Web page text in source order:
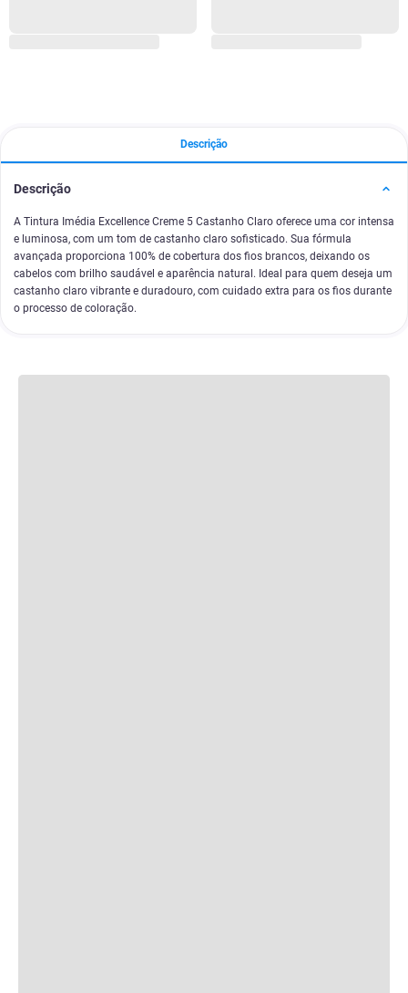
Descrição
Descrição
A Tintura Imédia Excellence Creme 5 Castanho Claro oferece uma cor intensa
e luminosa, com um tom de castanho claro sofisticado. Sua fórmula
avançada proporciona 100% de cobertura dos fios brancos, deixando os
cabelos com brilho saudável e aparência natural. Ideal para quem deseja um
castanho claro vibrante e duradouro, com cuidado extra para os fios durante
o processo de coloração.